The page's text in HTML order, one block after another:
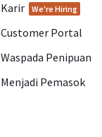
Karir
We're Hiring
Customer Portal
Waspada Penipuan
Menjadi Pemasok